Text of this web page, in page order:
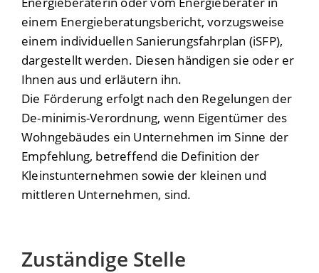
einem Energieberatungsbericht, vorzugsweise
einem individuellen Sanierungsfahrplan (iSFP),
dargestellt werden. Diesen händigen sie oder er
Ihnen aus und erläutern ihn.
Die Förderung erfolgt nach den Regelungen der
De-minimis-Verordnung, wenn Eigentümer des
Wohngebäudes ein Unternehmen im Sinne der
Empfehlung, betreffend die Definition der
Kleinstunternehmen sowie der kleinen und
mittleren Unternehmen, sind.
Zuständige Stelle